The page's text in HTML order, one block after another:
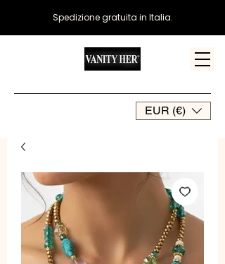
EUR (€)
Spedizione gratuita in Italia.